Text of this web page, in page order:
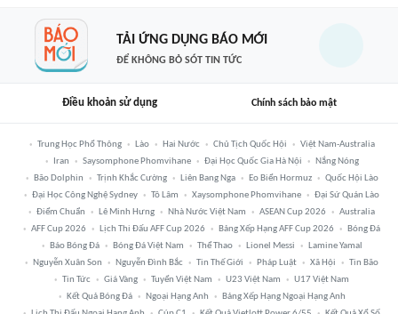
TẢI ỨNG DỤNG BÁO MỚI
ĐỂ KHÔNG BỎ SÓT TIN TỨC
Điều khoản sử dụng Chính sách bảo mật
Trung Học Phổ Thông Lào Hai Nước Chủ Tịch Quốc Hội
Việt Nam-Australia
Iran
Saysomphone Phomvihane Đại Học Quốc Gia Hà Nội
Nắng Nóng
Bão Dolphin
Trịnh Khắc Cường Liên Bang Nga Eo Biển Hormuz
Quốc Hội Lào
Đại Học Công Nghệ Sydney
Tô Lâm Xaysomphone Phomvihane
Đại Sứ Quán Lào
Điểm Chuẩn
Lê Minh Hưng Nhà Nước Việt Nam ASEAN Cup 2026
Australia
AFF Cup 2026
Lịch Thi Đấu AFF Cup 2026 Bảng Xếp Hạng AFF Cup 2026
Bóng Đá
Báo Bóng Đá
Bóng Đá Việt Nam Thể Thao Lionel Messi
Lamine Yamal
Nguyễn Xuân Son
Nguyễn Đình Bắc Tin Thế Giới Pháp Luật Xã Hội
Tin Bão
Tin Tức
Giá Vàng Tuyển Việt Nam U23 Việt Nam
U17 Việt Nam
Kết Quả Bóng Đá
Ngoại Hạng Anh
Bảng Xếp Hạng Ngoại Hạng Anh